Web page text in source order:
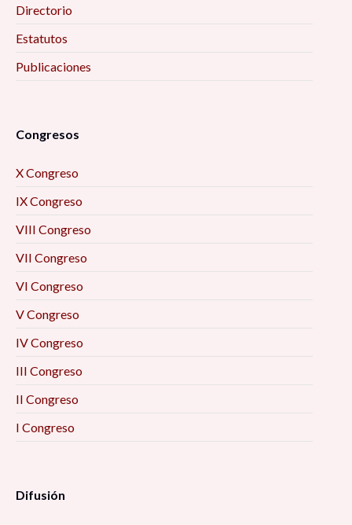
Directorio
Estatutos
Publicaciones
Congresos
X Congreso
IX Congreso
VIII Congreso
VII Congreso
VI Congreso
V Congreso
IV Congreso
III Congreso
II Congreso
I Congreso
Difusión